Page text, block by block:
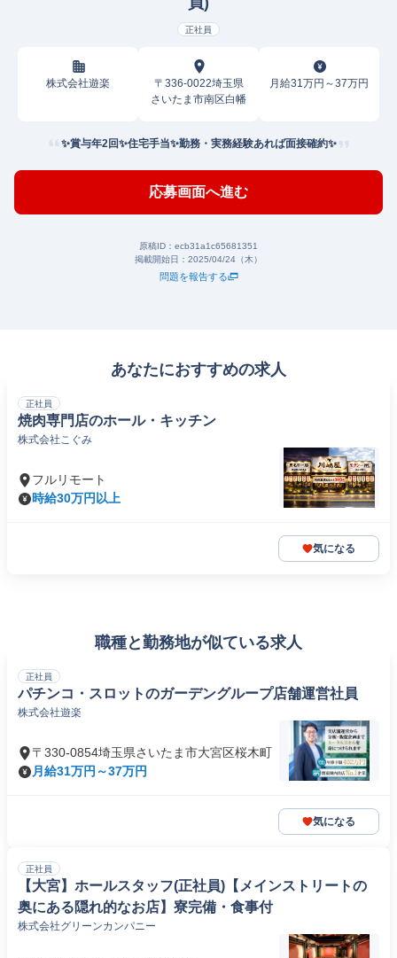
正社員
株式会社遊楽
〒336-0022埼玉県
さいたま市南区白幡
月給31万円～37万円
✨賞与年2回✨住宅手当✨勤務・実務経験あれば面接確約✨
応募画面へ進む
原稿ID： ecb31a1c65681351
掲載開始日： 2025/04/24（木）
問題を報告する
あなたにおすすめの求人
正社員
焼肉専門店のホール・キッチン
株式会社こぐみ
フルリモート
時給30万円以上
気になる
職種と勤務地が似ている求人
正社員
パチンコ・スロットのガーデングループ店舗運営社員
株式会社遊楽
〒330-0854埼玉県さいたま市大宮区桜木町
月給31万円～37万円
気になる
正社員
【大宮】ホールスタッフ(正社員)【メインストリートの
奥にある隠れ的なお店】寮完備・食事付
株式会社グリーンカンパニー